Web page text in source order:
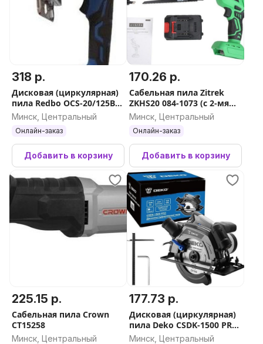
318 р.
Дисковая (циркулярная)
пила Redbo OCS-20/125BL
(с 1-им АКБ)
Минск, Центральный
Онлайн-заказ
Добавить в корзину
170.26 р.
Сабельная пила Zitrek
ZKHS20 084-1073 (с 2-мя
АКБ, кейс)
Минск, Центральный
Онлайн-заказ
Добавить в корзину
225.15 р.
Сабельная пила Crown
CT15258
Минск, Центральный
177.73 р.
Дисковая (циркулярная)
пила Deko CSDK-1500 PRO
085-1150
Минск, Центральный